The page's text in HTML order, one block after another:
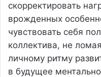
скорректировать
врожденных
чувствовать себя
коллектива, не
личному ритму
в будущее